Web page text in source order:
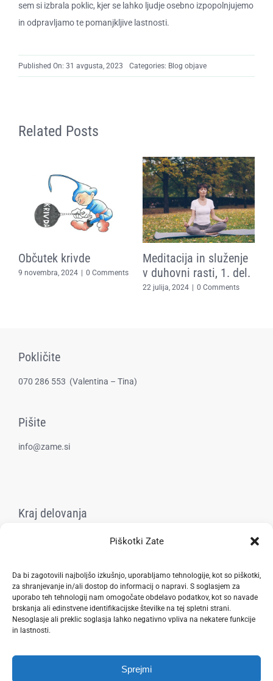
Piškotki Zate
Da bi zagotovili najboljšo izkušnjo, uporabljamo tehnologije, kot so piškotki,
za shranjevanje in/ali dostop do informacij o napravi. S soglasjem za
uporabo teh tehnologij nam omogočate obdelavo podatkov, kot so navade
brskanja ali edinstvene identifikacijske številke na tej spletni strani.
Nesoglasje ali preklic soglasja lahko negativno vpliva na nekatere funkcije
in lastnosti.
Sprejmi
sem si izbrala poklic, kjer se lahko ljudje osebno izpopolnjujemo
in odpravljamo te pomanjkljive lastnosti.
Published On: 31 avgusta, 2023 Categories: Blog objave
Related Posts
Občutek krivde
9 novembra, 2024 0 Comments
Meditacija in služenje
v duhovni rasti, 1. del.
22 julija, 2024 0 Comments
Pokličite
070 286 553 (​Valentina – Tina)
Pišite
info@zame.si
Kraj delovanja
Pravilnik zasebnosti